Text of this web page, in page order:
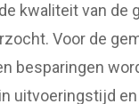
kwaliteit van de
Voor de
besparingen
uitvoeringstijd